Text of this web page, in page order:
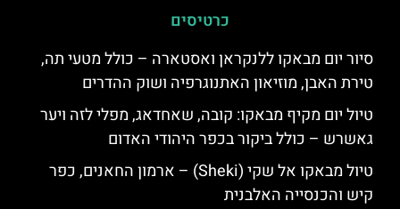
כרטיסים
סיור יום מבאקו ללנקראן ואסטארה – כולל מטעי תה,
טירת האבן, מוזיאון האתנוגרפיה ושוק ההדרים
טיול יום מקיף מבאקו: קובה, שאחדאג, מפלי לזה ויער
גאשרש – כולל ביקור בכפר היהודי האדום
טיול מבאקו אל שקי (Sheki) – ארמון החאנים, כפר
קיש והכנסייה האלבנית